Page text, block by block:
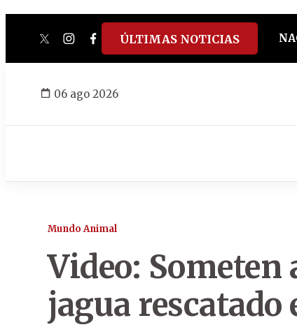
twitterinstagram
facebook
tiktokyoutube
spotify
ÚLTIMAS NOTICIAS
06 ago 2026
Mundo Animal
Video:
jagua